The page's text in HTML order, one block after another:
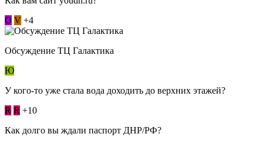
О V +4
Обсуждение ТЦ Галактика
Ю
У кого-то уже стала вода доходить до верхних этажей?
R R +10
Как долго вы ждали паспорт ДНР/РФ?